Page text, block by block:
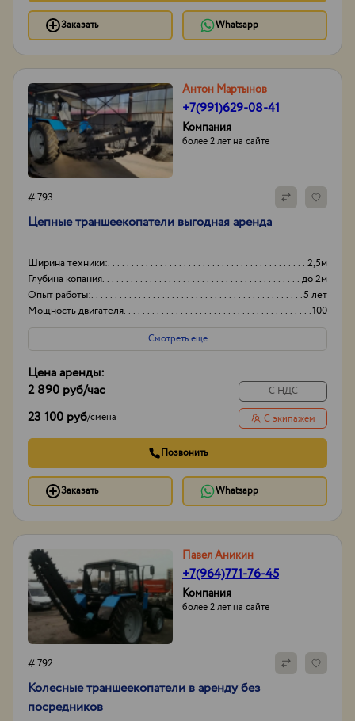
Заказать Whatsapp
Антон Мартынов
+7(991)629-08-41
Компания
более 2 лет на сайте
# 793
Цепные траншеекопатели выгодная аренда
Ширина техники:
2,5м
Глубина копания
до 2м
Опыт работы:
5 лет
Мощность двигателя
100
Смотреть еще
Цена аренды:
2 890 руб/час
23 100 руб/смена
С НДС
С экипажем
Позвонить
Заказать Whatsapp
Павел Аникин
+7(964)771-76-45
Компания
более 2 лет на сайте
# 792
Колесные траншеекопатели в аренду без
посредников